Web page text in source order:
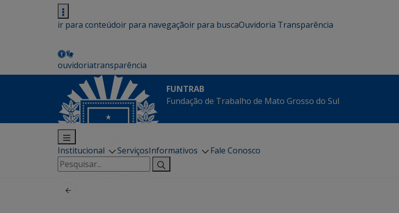
ir para conteúdoir para navegaçãoir para buscaOuvidoria Transparência
ouvidoriatransparência
FUNTRAB
Fundação de Trabalho de Mato Grosso do Sul
Institucional ServiçosInformativos
Fale Conosco
Pesquisar
por: